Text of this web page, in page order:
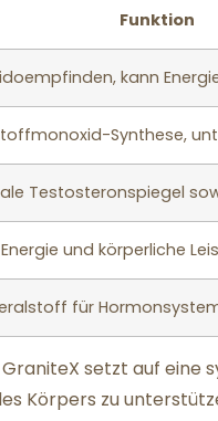
Funktion
kann
Synthese,
Testosteronspiegel
und körperliche
für
setzt auf eine
Körpers zu